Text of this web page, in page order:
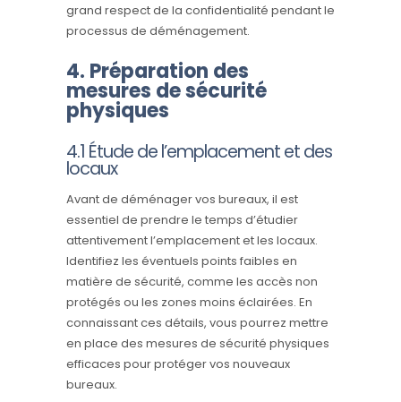
grand respect de la confidentialité pendant le
processus de déménagement.
4. Préparation des
mesures de sécurité
physiques
4.1 Étude de l’emplacement et des
locaux
Avant de déménager vos bureaux, il est
essentiel de prendre le temps d’étudier
attentivement l’emplacement et les locaux.
Identifiez les éventuels points faibles en
matière de sécurité, comme les accès non
protégés ou les zones moins éclairées. En
connaissant ces détails, vous pourrez mettre
en place des mesures de sécurité physiques
efficaces pour protéger vos nouveaux
bureaux.